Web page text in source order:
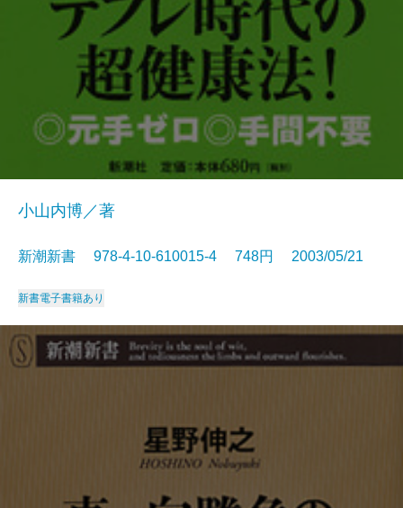
小山内博／著
新潮新書 978-4-10-610015-4 748円 2003/05/21
新書電子書籍あり